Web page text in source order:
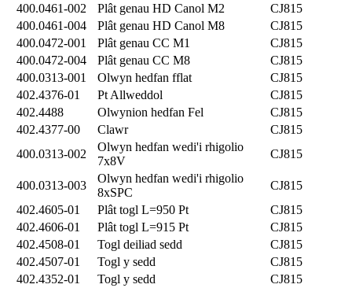
400.0461-002
Plât genau HD Canol M2
CJ815
400.0461-004
Plât genau HD Canol M8
CJ815
400.0472-001
Plât genau CC M1
CJ815
400.0472-004
Plât genau CC M8
CJ815
400.0313-001
Olwyn hedfan fflat
CJ815
402.4376-01
Pt Allweddol
CJ815
402.4488
Olwynion hedfan Fel
CJ815
402.4377-00
Clawr
CJ815
400.0313-002
Olwyn hedfan wedi'i rhigolio
7x8V
CJ815
400.0313-003
Olwyn hedfan wedi'i rhigolio
8xSPC
CJ815
402.4605-01
Plât togl L=950 Pt
CJ815
402.4606-01
Plât togl L=915 Pt
CJ815
402.4508-01
Togl deiliad sedd
CJ815
402.4507-01
Togl y sedd
CJ815
402.4352-01
Togl y sedd
CJ815